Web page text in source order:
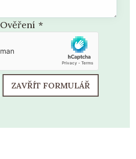
Ověření *
ZAVŘÍT FORMULÁŘ